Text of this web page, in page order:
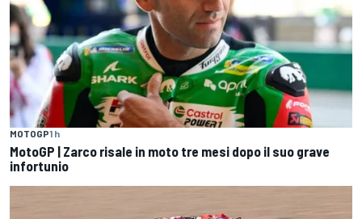
MOTOGP1 h
MotoGP | Zarco risale in moto tre mesi dopo il suo grave
infortunio